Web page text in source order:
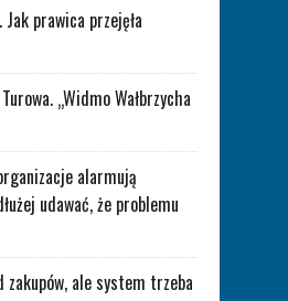
prawica przejęła
„Widmo Wałbrzycha
alarmują
udawać, że problemu
zakupów, ale system trzeba